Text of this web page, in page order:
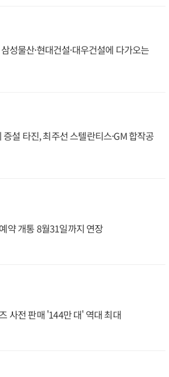
성물산·현대건설·대우건설에 다가오는
설 타진, 최주선 스텔란티스·GM 합작공
약 개통 8월31일까지 연장
사전 판매 '144만 대' 역대 최대